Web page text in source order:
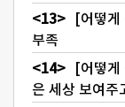
[어떻게
부족
[어떻게
은 세상 보여